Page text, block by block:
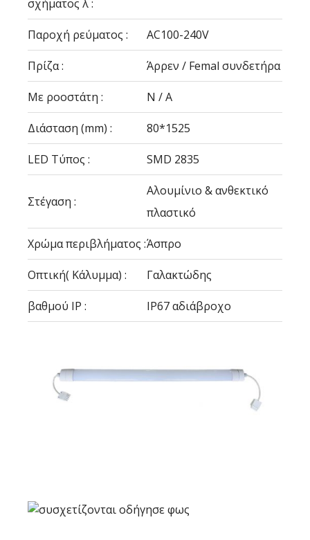
σχήματος λ :
Παροχή ρεύματος : AC100-240V
Πρίζα : Άρρεν / Femal συνδετήρα
Με ροοστάτη : N / A
Διάσταση (mm) : 80*1525
LED Τύπος : SMD 2835
Στέγαση :
Αλουμίνιο & ανθεκτικό
πλαστικό
Χρώμα περιβλήματος :Άσπρο
Οπτική( Κάλυμμα) : Γαλακτώδης
βαθμού IP : IP67 αδιάβροχο